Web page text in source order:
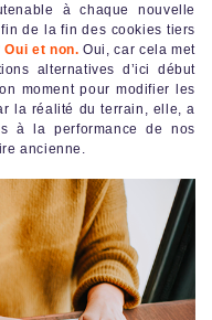
à chaque nouvelle
de la fin des cookies tiers
et non. Oui, car cela met
alternatives d’ici début
moment pour modifier les
la réalité du terrain, elle, a
à la performance de nos
ancienne.